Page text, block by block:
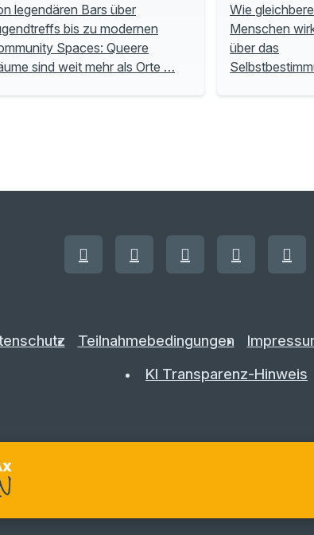
legendären Bars über
bis zu modernen
Spaces: Queere
sind weit mehr als Orte …
Wie
Menschen
über das
Teilnahmebedingungen
KI Transparenz-Hinweis